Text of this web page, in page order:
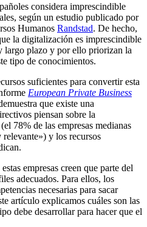
considera imprescindible
según un estudio publicado por
Humanos Randstad. De hecho,
la digitalización es imprescindible
largo plazo y por ello priorizan la
tipo de conocimientos.
suficientes para convertir esta
European Private Business
que existe una
piensan sobre la
78% de las empresas medianas
y los recursos
empresas creen que parte del
adecuados. Para ellos, los
necesarias para sacar
artículo explicamos cuáles son las
debe desarrollar para hacer que el